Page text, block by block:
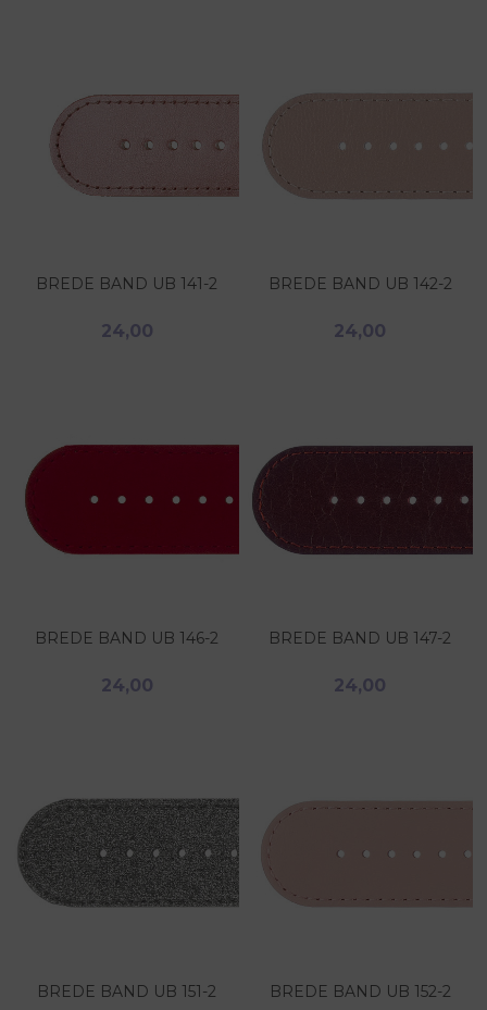
BREDE BAND UB 141-2
24,00
BREDE BAND UB 142-2
24,00
BREDE BAND UB 146-2
24,00
BREDE BAND UB 147-2
24,00
BREDE BAND UB 151-2 BREDE BAND UB 152-2